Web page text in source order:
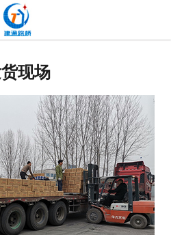
新闻中心
发货现场
工程案例
厂容厂貌
现场